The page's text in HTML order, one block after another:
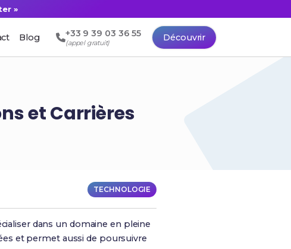
»
Blog +33 9 39 03 36 55
(appel gratuit)
Découvrir
et Carrières
TECHNOLOGIE
dans un domaine en pleine
et permet aussi de poursuivre